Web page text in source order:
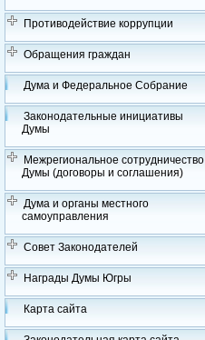
Противодействие коррупции
Обращения граждан
Дума и Федеральное Собрание
Законодательные инициативы
Думы
Межрегиональное сотрудничество
Думы (договоры и соглашения)
Дума и органы местного
самоуправления
Совет Законодателей
Награды Думы Югры
Карта сайта